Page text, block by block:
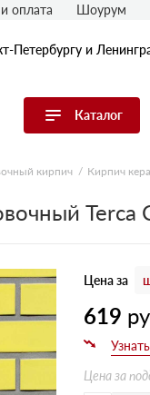
Петербургу и
Каталог
кирпич
камень, декор
оплата Шоурум
кирпич Кирпич
Terca
Цена за
619
Цена за